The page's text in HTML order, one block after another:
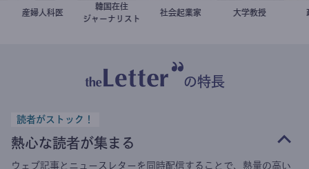
重見大介
産婦人科医 徐台教
韓国在住
ジャーナリスト
駒崎弘樹
社会起業家 加藤忠史
大学教授
の特長
読者がストック！
熱心な読者が集まる
ウェブ記事とニュースレターを同時配信することで、熱量の高い